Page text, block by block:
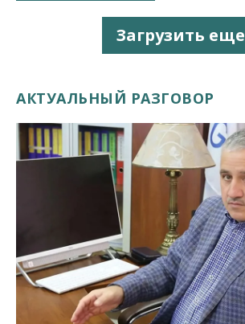
Загрузить еще
АКТУАЛЬНЫЙ РАЗГОВОР